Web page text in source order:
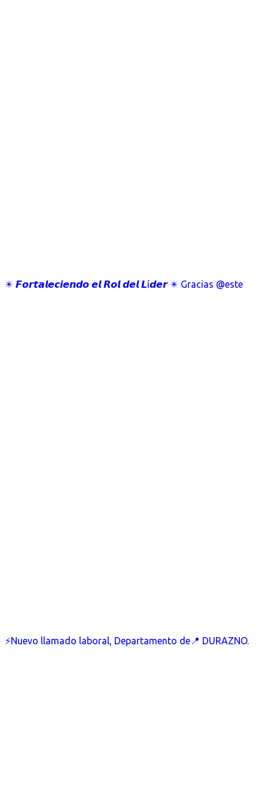
✴️ 𝙁𝙤𝙧𝙩𝙖𝙡𝙚𝙘𝙞𝙚𝙣𝙙𝙤 𝙚𝙡 𝙍𝙤𝙡 𝙙𝙚𝙡 𝙇í𝙙𝙚𝙧 ✴️ Gracias @este
⚡Nuevo llamado laboral, Departamento de📍 DURAZNO.